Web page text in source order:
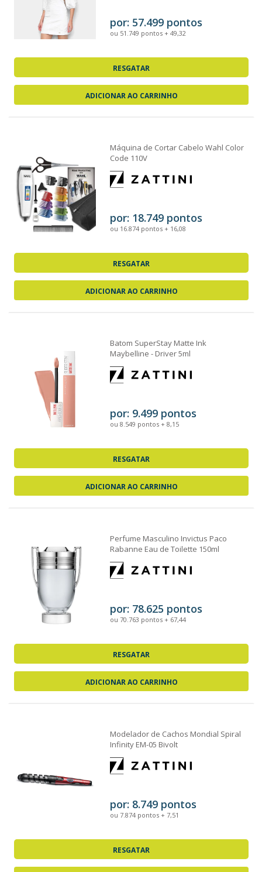
por: 57.499 pontos
ou 51.749 pontos + 49,32
RESGATAR
ADICIONAR AO CARRINHO
Máquina de Cortar Cabelo Wahl Color
Code 110V
por: 18.749 pontos
ou 16.874 pontos + 16,08
RESGATAR
ADICIONAR AO CARRINHO
Batom SuperStay Matte Ink
Maybelline - Driver 5ml
por: 9.499 pontos
ou 8.549 pontos + 8,15
RESGATAR
ADICIONAR AO CARRINHO
Perfume Masculino Invictus Paco
Rabanne Eau de Toilette 150ml
por: 78.625 pontos
ou 70.763 pontos + 67,44
RESGATAR
ADICIONAR AO CARRINHO
Modelador de Cachos Mondial Spiral
Infinity EM-05 Bivolt
por: 8.749 pontos
ou 7.874 pontos + 7,51
RESGATAR